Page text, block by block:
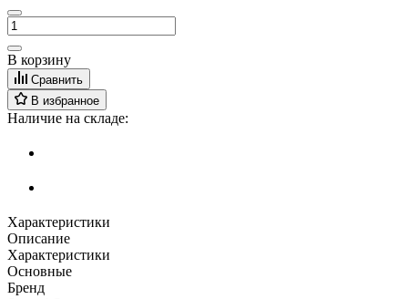
В корзину
Сравнить
В избранное
Наличие на складе:
Характеристики
Описание
Характеристики
Основные
Бренд